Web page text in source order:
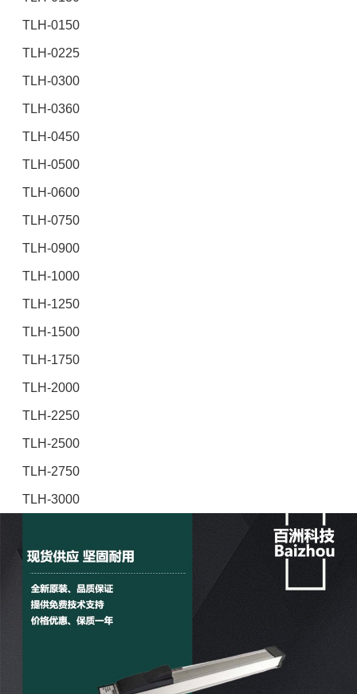
TLH-0150
TLH-0225
TLH-0300
TLH-0360
TLH-0450
TLH-0500
TLH-0600
TLH-0750
TLH-0900
TLH-1000
TLH-1250
TLH-1500
TLH-1750
TLH-2000
TLH-2250
TLH-2500
TLH-2750
TLH-3000